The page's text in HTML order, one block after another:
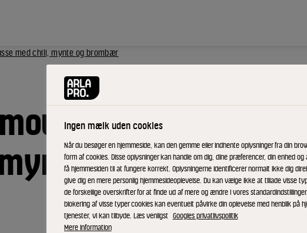
med chili, mynte og brombær
og
Ingen mælk uden cookies
Når du besøger en hjemmeside, kan den gemme eller indhente oplysninger fra din
form af cookies. Disse oplysninger kan handle om dig, dine præferencer, din enhed
få hjemmesiden til at fungere korrekt. Oplysningerne identificerer normalt ikke dig
give dig en mere personlig hjemmesideoplevelse. Du kan vælge ikke at tillade visse
de forskellige overskrifter for at finde ud af mere og ændre i vores
blokering af visse typer cookies kan eventuelt påvirke din oplevelse med henblik på
tjenester, vi kan tilbyde. Læs venligst Googles privatlivspolitik
Mere information